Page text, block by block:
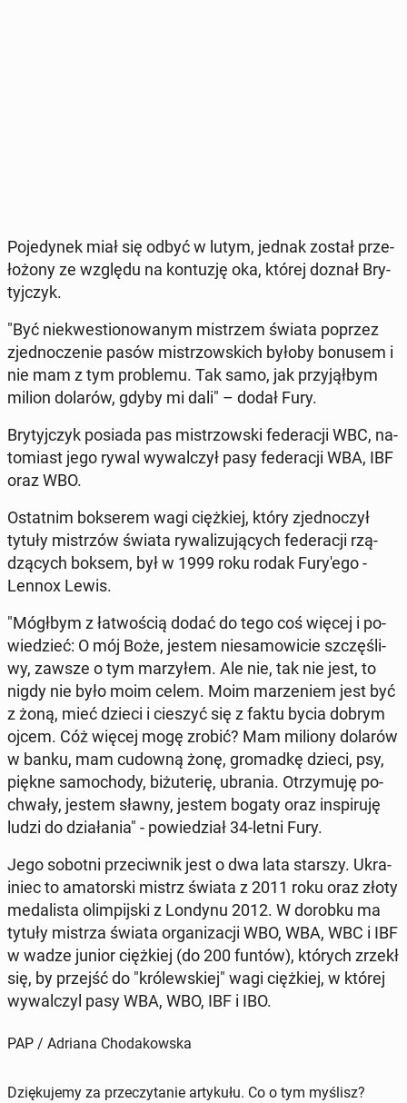
Po­je­dy­nek miał się odbyć w lutym, jednak został prze­
ło­żo­ny ze względu na kon­tu­zję oka, której doznał Bry­
tyj­czyk.
"Być nie­kwe­stio­no­wa­nym mi­strzem świata poprzez
zjed­no­cze­nie pasów mi­strzow­skich byłoby bonusem i
nie mam z tym pro­ble­mu. Tak samo, jak przy­jął­bym
milion dolarów, gdyby mi dali" – dodał Fury.
Bry­tyj­czyk posiada pas mi­strzow­ski fe­de­ra­cji WBC, na­
to­miast jego rywal wy­wal­czył pasy fe­de­ra­cji WBA, IBF
oraz WBO.
Ostat­nim bok­se­rem wagi cięż­kiej, który zjed­no­czył
tytuły mi­strzów świata ry­wa­li­zu­ją­cych fe­de­ra­cji rzą­
dzą­cych boksem, był w 1999 roku rodak Fu­ry­'e­go -
Lennox Lewis.
"Mógłbym z ła­two­ścią dodać do tego coś więcej i po­
wie­dzieć: O mój Boże, jestem nie­sa­mo­wi­cie szczę­śli­
wy, zawsze o tym ma­rzy­łem. Ale nie, tak nie jest, to
nigdy nie było moim celem. Moim ma­rze­niem jest być
z żoną, mieć dzieci i cieszyć się z faktu bycia dobrym
ojcem. Cóż więcej mogę zrobić? Mam miliony dolarów
w banku, mam cudowną żonę, gro­mad­kę dzieci, psy,
piękne sa­mo­cho­dy, bi­żu­te­rię, ubrania. Otrzy­mu­ję po­
chwa­ły, jestem sławny, jestem bogaty oraz in­spi­ru­ję
ludzi do dzia­ła­nia" - po­wie­dział 34-letni Fury.
Jego sobotni prze­ciw­nik jest o dwa lata starszy. Ukra­
iniec to ama­tor­ski mistrz świata z 2011 roku oraz złoty
me­da­li­sta olim­pij­ski z Londynu 2012. W dorobku ma
tytuły mistrza świata or­ga­ni­za­cji WBO, WBA, WBC i IBF
w wadze junior cięż­kiej (do 200 funtów), których zrzekł
się, by przejść do "kró­lew­skiej" wagi cięż­kiej, w której
wy­wal­czyl pasy WBA, WBO, IBF i IBO.
PAP / Adriana Chodakowska
Dziękujemy za przeczytanie artykułu. Co o tym myślisz?